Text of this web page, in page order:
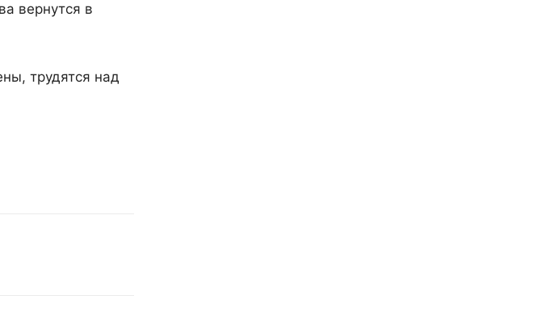
вернутся в
трудятся над